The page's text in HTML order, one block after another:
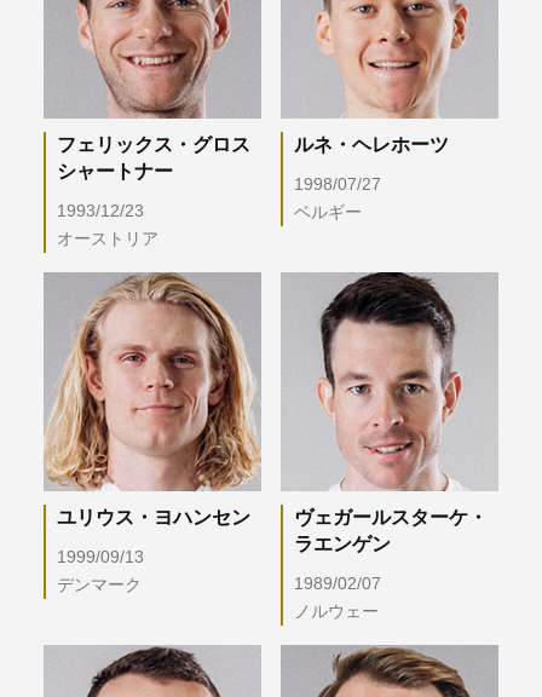
フェリックス・グロス
シャートナー
1993/12/23
オーストリア
ルネ・ヘレホーツ
1998/07/27
ベルギー
ユリウス・ヨハンセン
1999/09/13
デンマーク
ヴェガールスターケ・
ラエンゲン
1989/02/07
ノルウェー